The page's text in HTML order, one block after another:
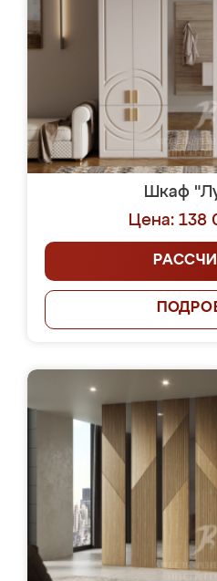
Шкаф
Цена: 138